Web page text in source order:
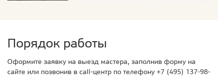
Порядок работы
Оформите заявку на выезд мастера, заполнив форму на
сайте или позвонив в call-центр по телефону +7 (495) 137-98-